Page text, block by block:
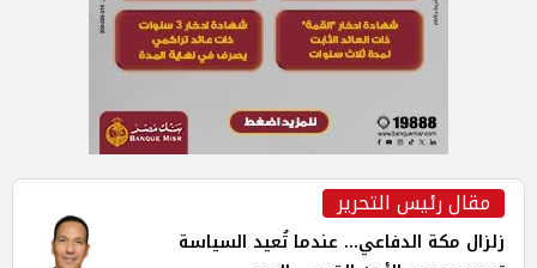
مقال رئيس التحرير
زلزال مكة الدفاعي... عندما تُعيد السياسة